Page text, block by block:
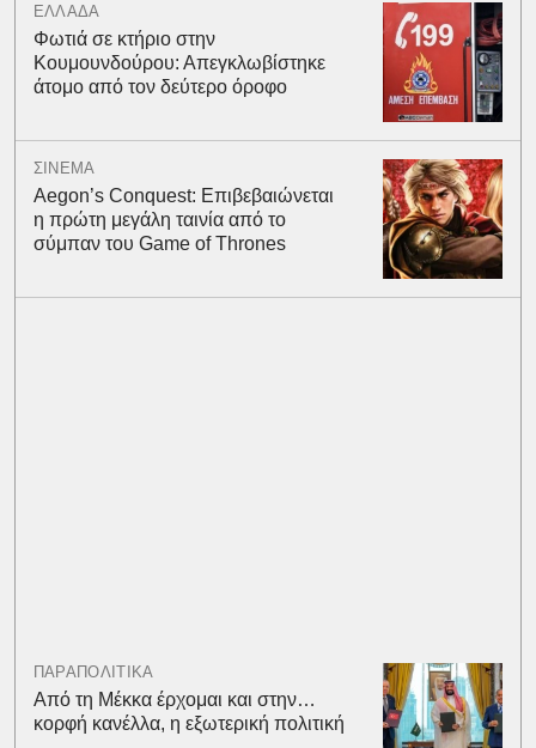
ΕΛΛΑΔΑ
Φωτιά σε κτήριο στην
Κουμουνδούρου: Απεγκλωβίστηκε
άτομο από τον δεύτερο όροφο
ΣΙΝΕΜΑ
Aegon’s Conquest: Επιβεβαιώνεται
η πρώτη μεγάλη ταινία από το
σύμπαν του Game of Thrones
ΠΑΡΑΠΟΛΙΤΙΚΑ
Από τη Μέκκα έρχομαι και στην…
κορφή κανέλλα, η εξωτερική πολιτική